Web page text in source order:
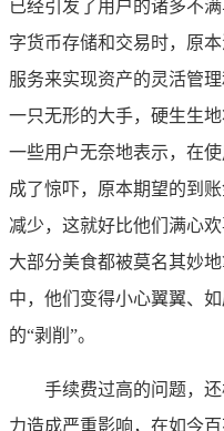
已经引发了用户的诸多不
字货币存储和交易时，原
服务来实现资产的灵活管
一只无形的大手，硬生生
一些用户无奈地表示，在
成了惊吓，原本期望的到
减少，这就好比他们满心
大部分美食都被莫名其妙
中，他们变得小心翼翼、
的“剥削”。
手续费过高的问题，
力造成严重影响，在如今